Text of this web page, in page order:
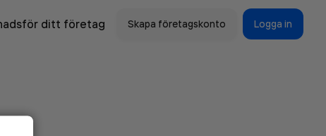
ditt företag Skapa företagskonto Logga in